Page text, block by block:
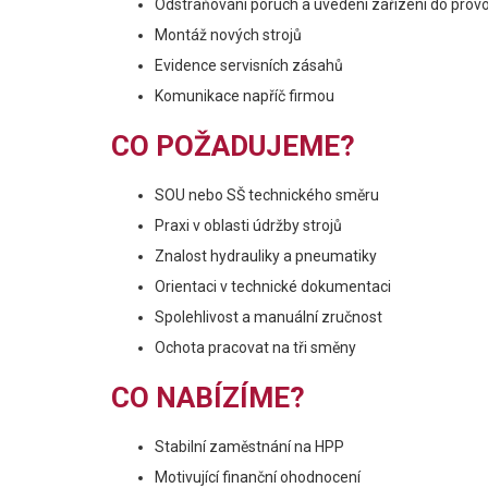
Odstraňování poruch a uvedení zařízení do
Montáž nových strojů
Evidence servisních zásahů
Komunikace napříč firmou
CO POŽADUJEME?
SOU nebo SŠ technického směru
Praxi v oblasti údržby strojů
Znalost hydrauliky a pneumatiky
Orientaci v technické dokumentaci
Spolehlivost a manuální zručnost
Ochota pracovat na tři směny
CO NABÍZÍME?
Stabilní zaměstnání na HPP
Motivující finanční ohodnocení